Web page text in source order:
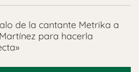
de la cantante Metrika a
para hacerla